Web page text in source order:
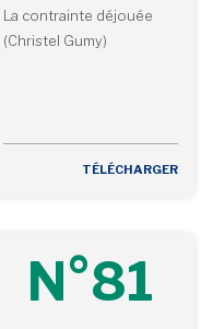
La contrainte déjouée
(Christel Gumy)
TÉLÉCHARGER
N°81